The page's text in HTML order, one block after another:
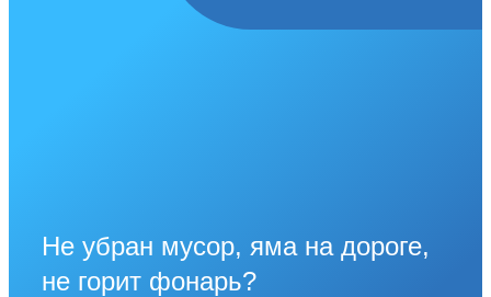
Не убран мусор, яма на дороге,
не горит фонарь?